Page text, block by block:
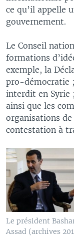
ce qu’il appelle
gouvernement.
Le Conseil
formations
exemple, la
pro-démocratie
interdit en Syrie
ainsi que les
organisations
contestation à
Le président
Assad (archives